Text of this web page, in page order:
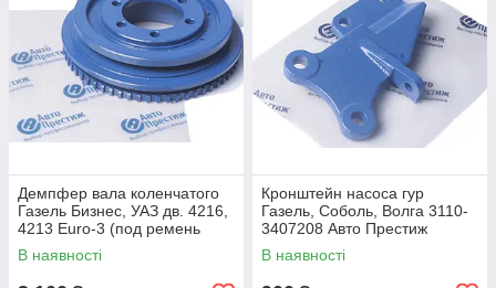
Демпфер вала коленчатого
Газель Бизнес, УАЗ дв. 4216,
4213 Euro-3 (под ремень
10мм) 4213.1005070-05 Авто
Престиж
В наявності
Кронштейн насоса гур
Газель, Соболь, Волга 3110-
3407208 Авто Престиж
В наявності